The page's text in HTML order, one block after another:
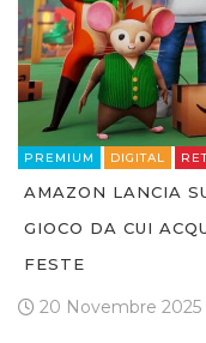
PREMIUM DIGITAL
AMAZON LANCIA
GIOCO DA CUI
FESTE
20 Novembre 2025